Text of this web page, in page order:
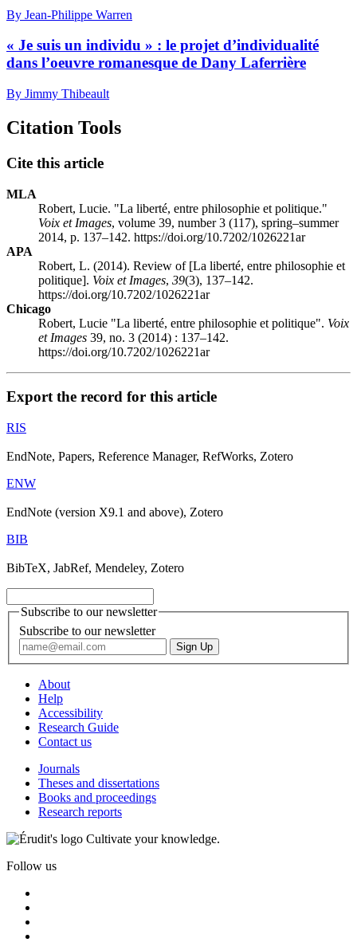
By Jean-Philippe Warren
« Je suis un individu » : le projet d’individualité
dans l’oeuvre romanesque de Dany Laferrière
By Jimmy Thibeault
Citation Tools
Cite this article
MLA
Robert, Lucie. "La liberté, entre philosophie et politique."
Voix et Images, volume 39, number 3 (117), spring–summer
2014, p. 137–142. https://doi.org/10.7202/1026221ar
APA
Robert, L. (2014). Review of [La liberté, entre philosophie et
politique]. Voix et Images, 39(3), 137–142.
https://doi.org/10.7202/1026221ar
Chicago
Robert, Lucie "La liberté, entre philosophie et politique". Voix
et Images 39, no. 3 (2014) : 137–142.
https://doi.org/10.7202/1026221ar
Export the record for this article
RIS
EndNote, Papers, Reference Manager, RefWorks, Zotero
ENW
EndNote (version X9.1 and above), Zotero
BIB
BibTeX, JabRef, Mendeley, Zotero
Subscribe to our newsletter
Subscribe to our newsletter
About
Help
Accessibility
Research Guide
Contact us
Journals
Theses and dissertations
Books and proceedings
Research reports
Cultivate your knowledge.
Follow us